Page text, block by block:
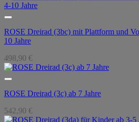
ROSE Dreirad (3bc) mit Plattform und
10 Jahre
498,90 €
ROSE Dreirad (3c) ab 7 Jahre
542,90 €